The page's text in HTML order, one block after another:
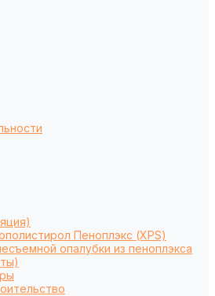
Пеноплэкс (XPS)
опалубки из пеноплэкса